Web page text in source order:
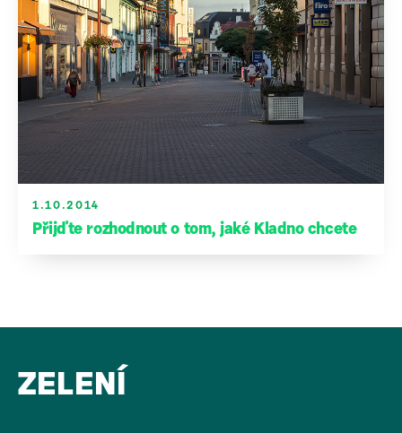
Přidejte se k nám
Podpořte nás darem
1.10.2014
Přijďte rozhodnout o tom, jaké Kladno chcete
ZELENÍ